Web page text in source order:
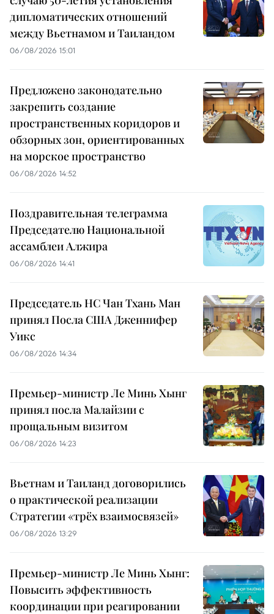
дипломатических отношений
между Вьетнамом и Таиландом
06/08/2026 15:01
Предложено законодательно
закрепить создание
пространственных коридоров и
обзорных зон, ориентированных
на морское пространство
06/08/2026 14:52
Поздравительная телеграмма
Председателю Национальной
ассамблеи Алжира
06/08/2026 14:41
Председатель НС Чан Тхань Ман
принял Посла США Дженнифер
Уикс
06/08/2026 14:34
Премьер-министр Ле Минь Хынг
принял посла Малайзии с
прощальным визитом
06/08/2026 14:23
Вьетнам и Таиланд договорились
о практической реализации
Стратегии «трёх взаимосвязей»
06/08/2026 13:29
Премьер-министр Ле Минь Хынг:
Повысить эффективность
координации при реагировании